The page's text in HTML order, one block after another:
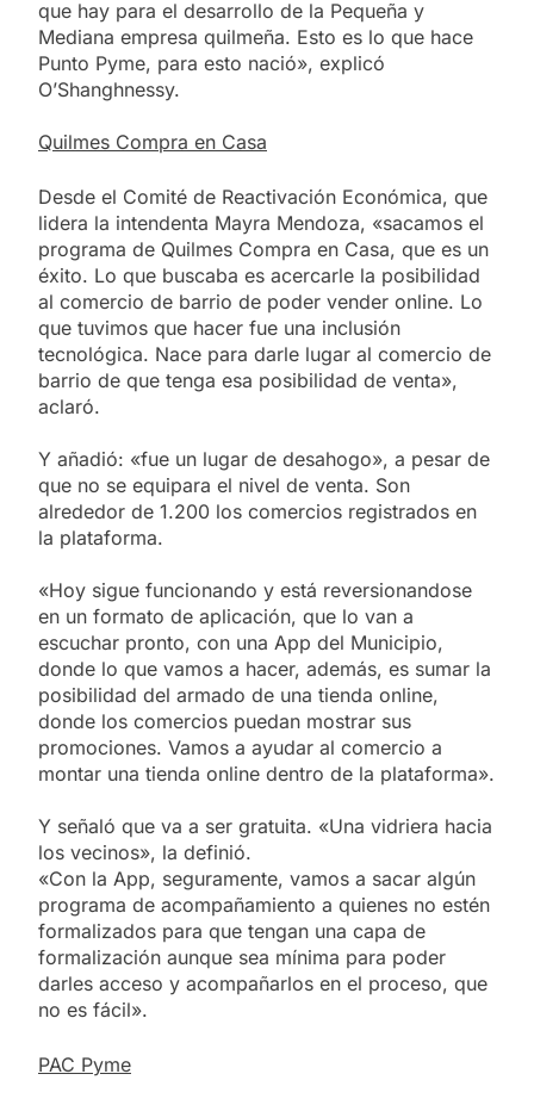
que hay para el desarrollo de la Pequeña y
Mediana empresa quilmeña. Esto es lo que hace
Punto Pyme, para esto nació», explicó
O’Shanghnessy.
Quilmes Compra en Casa
Desde el Comité de Reactivación Económica, que
lidera la intendenta Mayra Mendoza, «sacamos el
programa de Quilmes Compra en Casa, que es un
éxito. Lo que buscaba es acercarle la posibilidad
al comercio de barrio de poder vender online. Lo
que tuvimos que hacer fue una inclusión
tecnológica. Nace para darle lugar al comercio de
barrio de que tenga esa posibilidad de venta»,
aclaró.
Y añadió: «fue un lugar de desahogo», a pesar de
que no se equipara el nivel de venta. Son
alrededor de 1.200 los comercios registrados en
la plataforma.
«Hoy sigue funcionando y está reversionandose
en un formato de aplicación, que lo van a
escuchar pronto, con una App del Municipio,
donde lo que vamos a hacer, además, es sumar la
posibilidad del armado de una tienda online,
donde los comercios puedan mostrar sus
promociones. Vamos a ayudar al comercio a
montar una tienda online dentro de la plataforma».
Y señaló que va a ser gratuita. «Una vidriera hacia
los vecinos», la definió.
«Con la App, seguramente, vamos a sacar algún
programa de acompañamiento a quienes no estén
formalizados para que tengan una capa de
formalización aunque sea mínima para poder
darles acceso y acompañarlos en el proceso, que
no es fácil».
PAC Pyme